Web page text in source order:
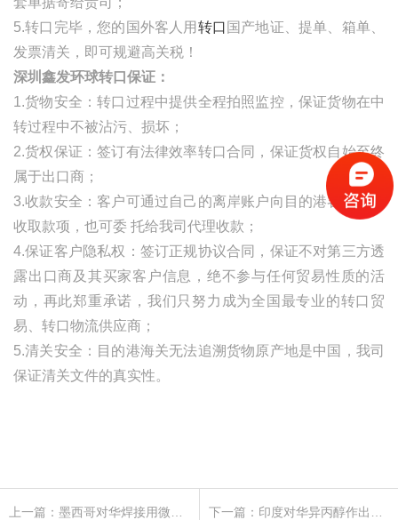
5.转口完毕，您的国外客人用 转口 国产地证、提单 、箱单、
发票清关，即可规避高关税！
深圳鑫发环球转口保证：
1.货物安全：转口过程中提供全程拍照监控，保证货物在中
转过程中不被沾污、损坏；
2.货权保证：签订有法律效率转口合同，保证货权自始至终
属于出口商；
3.收款安全：客户可通过自己的离岸账户向目的港客人直接
收取款项，也可委 托给我司代理收款；
4.保证客户隐私权：签订正规协议合同，保证不对第三方透
露出口商及其买家客户信息，绝不参与任何贸易性质的活
动，再此郑重承诺，我们只努力成为全国最专业的转口贸
易、转口物流供应商；
5.清关安全：目的港海关无法追溯货物原产地是中国，我司
保证清关文件的真实性。